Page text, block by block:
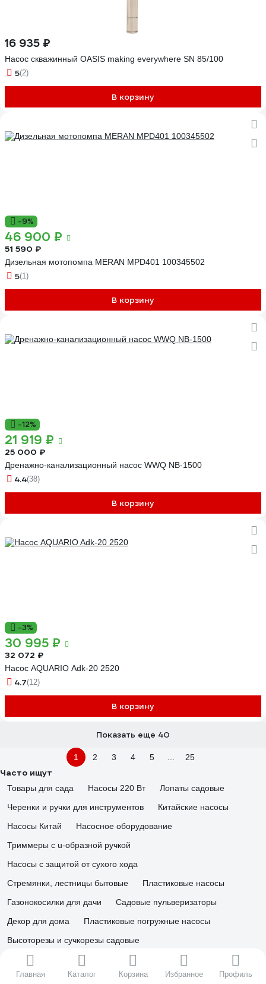
Главная Каталог Корзина Избранное Профиль
16 935 ₽
Насос скважинный OASIS making everywhere SN 85/100
5(2)
В корзину
-9%
46 900 ₽
51 590 ₽
Дизельная мотопомпа MERAN MPD401 100345502
5(1)
В корзину
-12%
21 919 ₽
25 000 ₽
Дренажно-канализационный насос WWQ NB-1500
4.4(38)
В корзину
-3%
30 995 ₽
32 072 ₽
Насос AQUARIO Adk-20 2520
4.7(12)
В корзину
Показать еще 40
1 2 3 4 5 25
Часто ищут
Товары для сада Насосы 220 Вт
Лопаты садовые
Черенки и ручки для инструментов
Китайские насосы
Насосы Китай
Насосное оборудование
Триммеры с u-образной ручкой
Насосы с защитой от сухого хода
Стремянки, лестницы бытовые
Пластиковые насосы
Газонокосилки для дачи
Садовые пульверизаторы
Декор для дома
Пластиковые погружные насосы
Высоторезы и сучкорезы садовые
Опрыскиватели садовые из пластика
Техника для сада Huter